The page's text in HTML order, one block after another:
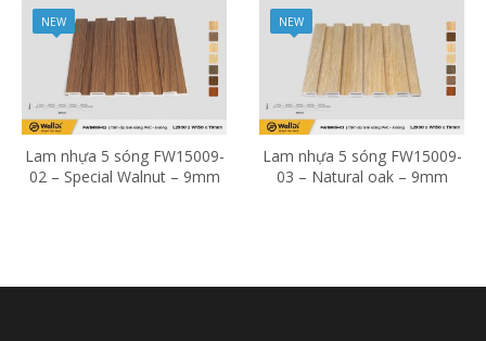
NEW
Lam nhựa 5 sóng FW15009-
02 – Special Walnut – 9mm
NEW
Lam nhựa 5 sóng FW15009-
03 – Natural oak – 9mm